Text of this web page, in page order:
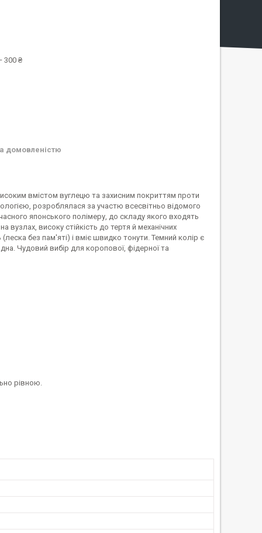
300 ₴
домовленістю
вмістом вуглецю та захисним покриттям проти
розроблялася за участю всесвітньо відомого
японського полімеру, до складу якого входять
вузлах, високу стійкість до тертя й механічних
без пам'яті) і вміє швидко тонути. Темний колір є
Чудовий вибір для коропової, фідерної та
рівною.